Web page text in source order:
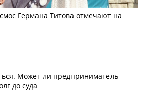
Германа Титова отмечают на
Может ли предприниматель
до суда